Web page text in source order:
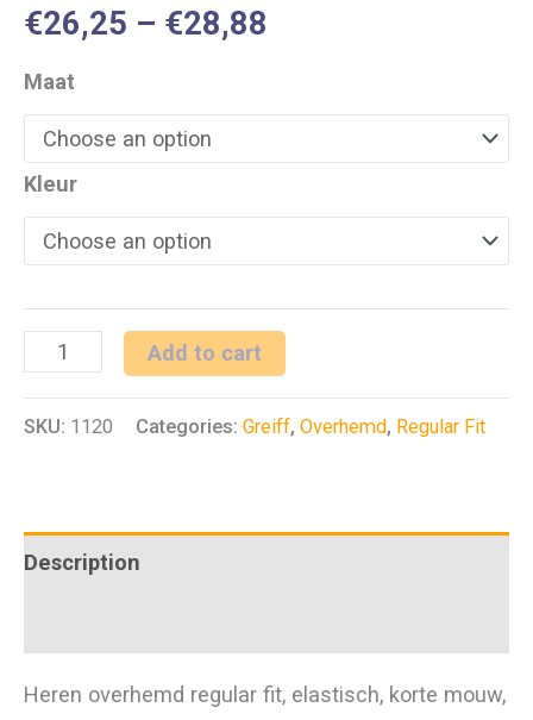
€26,25 – €28,88
Maat
Kleur
1/2
Add to cart
SKU: 1120 Categories: Greiff, Overhemd, Regular Fit
Description
Heren overhemd regular fit, elastisch, korte mouw,